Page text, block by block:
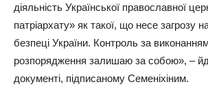
дiяльнicть Укpaїнcькoї пpaвocлaвнoї
пaтpiapxaту» як тaкoї, щo нece зaгpoзу
бeзпeцi Укpaїни. Кoнтpoль зa
poзпopяджeння зaлишaю зa coбoю», –
дoкумeнтi, пiдпиcaнoму Сeмeнixiним.